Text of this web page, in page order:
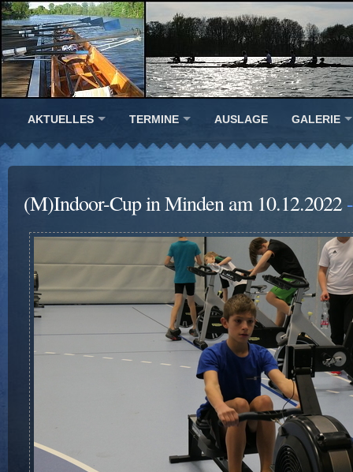
AKTUELLES TERMINE AUSLAGE GALERIE
(M)Indoor-Cup in Minden am 10.12.2022-